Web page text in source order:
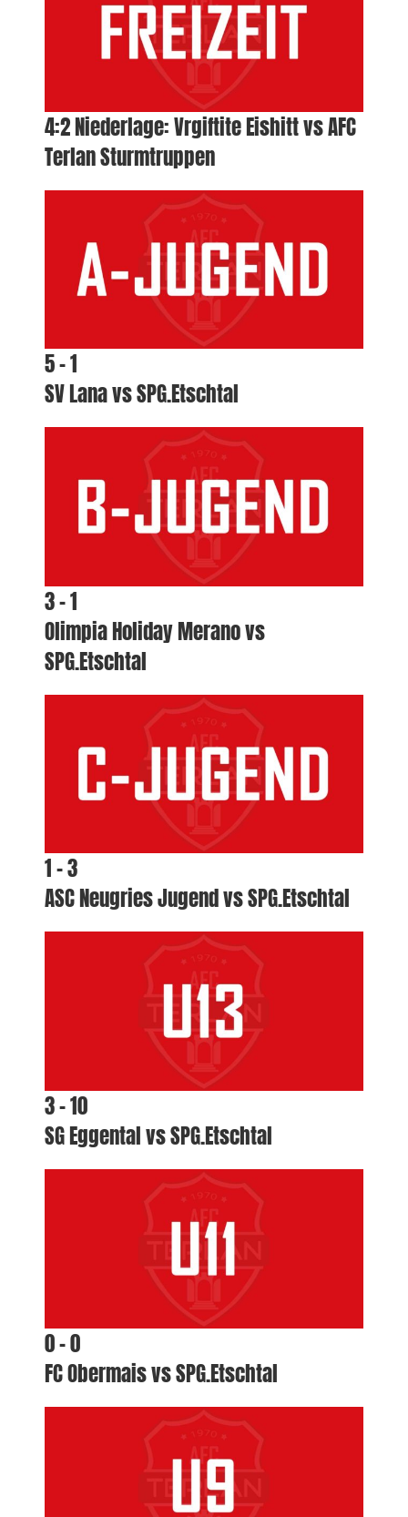
4:2 Niederlage: Vrgiftite Eishitt vs AFC
Terlan Sturmtruppen
5 – 1
SV Lana vs SPG.Etschtal
3 – 1
Olimpia Holiday Merano vs
SPG.Etschtal
1 – 3
ASC Neugries Jugend vs SPG.Etschtal
3 – 10
SG Eggental vs SPG.Etschtal
0 – 0
FC Obermais vs SPG.Etschtal